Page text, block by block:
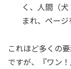
く、人間（
まれ、ペー
これほど多くの
ですが、『ワン